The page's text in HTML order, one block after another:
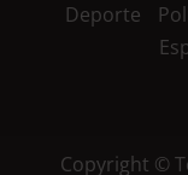
Deporte
Copyright ©